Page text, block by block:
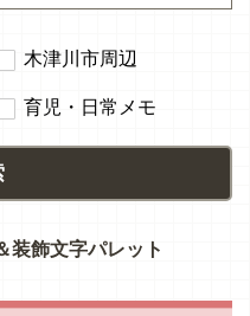
木津川市周辺
育児・日常メモ
装飾文字パレット